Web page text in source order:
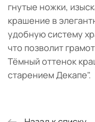
гнутые ножки,
крашение в
удобную систему
что позволит
Тёмный оттенок
старением Декапе".